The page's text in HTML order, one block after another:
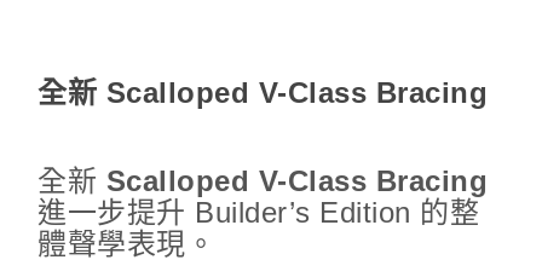
全新 Scalloped V-Class Bracing
全新 Scalloped V-Class Bracing
進一步提升 Builder’s Edition 的整
體聲學表現。